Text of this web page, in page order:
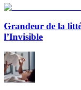
Grandeur de la
l’Invisible